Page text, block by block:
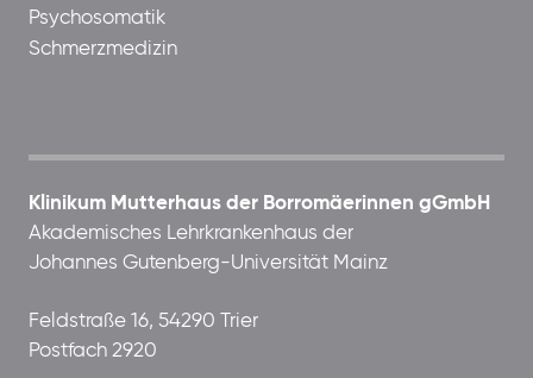
Psychosomatik
Schmerzmedizin
Klinikum Mutterhaus der Borromäerinnen gGmbH
Akademisches Lehrkrankenhaus der
Johannes Gutenberg-Universität Mainz
Feldstraße 16, 54290 Trier
Postfach 2920